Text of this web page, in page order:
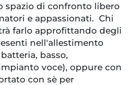
spazio di confronto libero
e appassionati. Chi
farlo approfittando degli
nell'allestimento
basso,
voce), oppure con
con sè per